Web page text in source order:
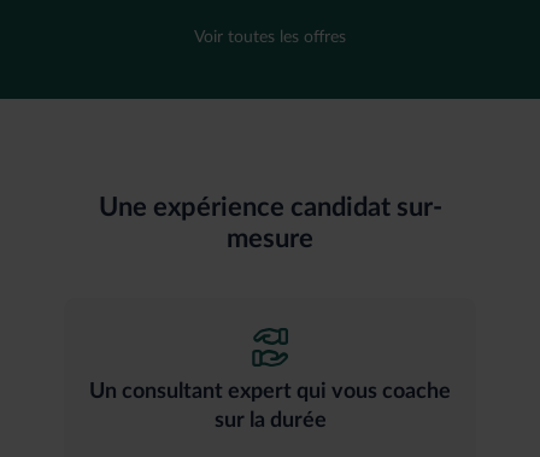
Voir toutes les offres
Une expérience candidat sur-
mesure
Un consultant expert qui vous coache
sur la durée